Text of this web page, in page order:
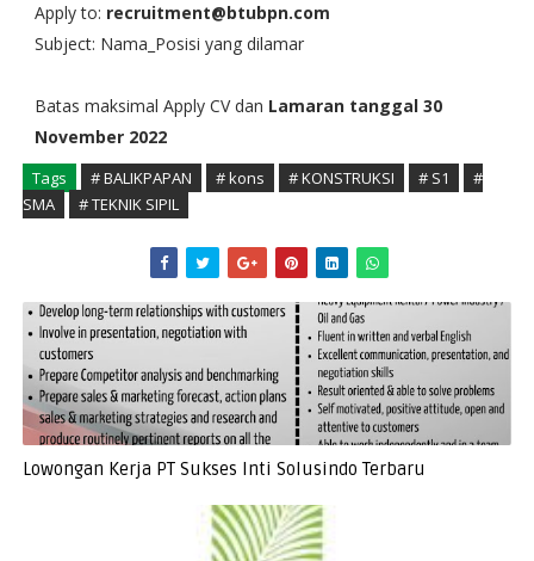
Apply to: recruitment@btubpn.com
Subject: Nama_Posisi yang dilamar
Batas maksimal Apply CV dan Lamaran tanggal 30
November 2022
Tags # BALIKPAPAN # kons # KONSTRUKSI # S1
#
SMA
# TEKNIK SIPIL
Lowongan Kerja PT Sukses Inti Solusindo Terbaru